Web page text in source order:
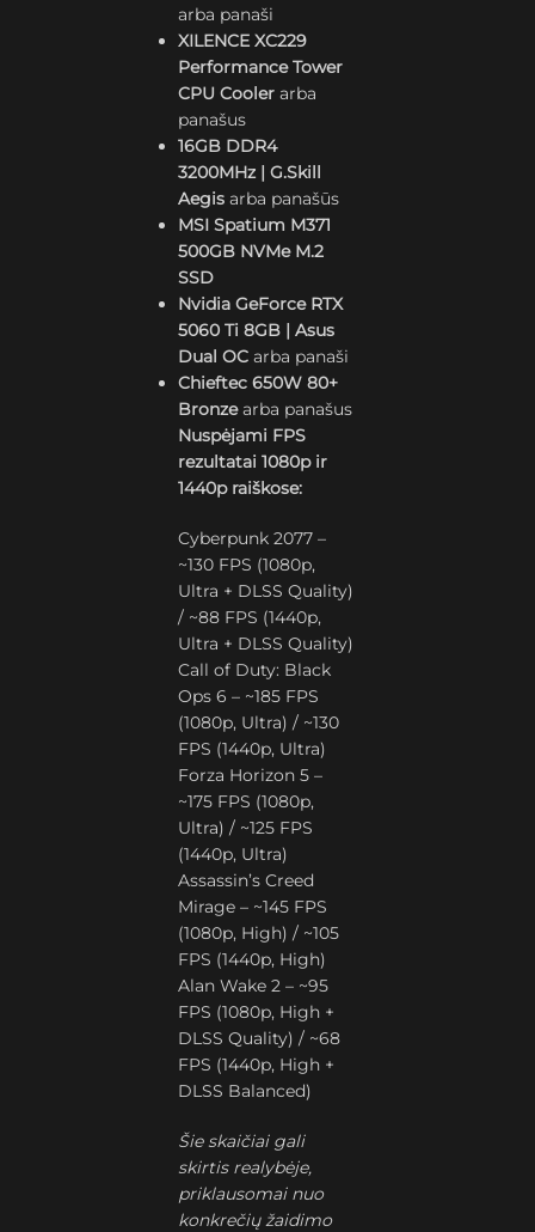
arba panaši
XILENCE XC229
Performance Tower
CPU Cooler arba
panašus
16GB DDR4
3200MHz | G.Skill
Aegis arba panašūs
MSI Spatium M371
500GB NVMe M.2
SSD
Nvidia GeForce RTX
5060 Ti 8GB | Asus
Dual OC arba panaši
Chieftec 650W 80+
Bronzearba panašus
Nuspėjami FPS
rezultatai 1080p ir
1440p raiškose:
Cyberpunk 2077 –
~130 FPS (1080p,
Ultra + DLSS Quality)
/ ~88 FPS (1440p,
Ultra + DLSS Quality)
Call of Duty: Black
Ops 6 – ~185 FPS
(1080p, Ultra) / ~130
FPS (1440p, Ultra)
Forza Horizon 5 –
~175 FPS (1080p,
Ultra) / ~125 FPS
(1440p, Ultra)
Assassin’s Creed
Mirage – ~145 FPS
(1080p, High) / ~105
FPS (1440p, High)
Alan Wake 2 – ~95
FPS (1080p, High +
DLSS Quality) / ~68
FPS (1440p, High +
DLSS Balanced)
Šie skaičiai gali
skirtis realybėje,
priklausomai nuo
konkrečių žaidimo